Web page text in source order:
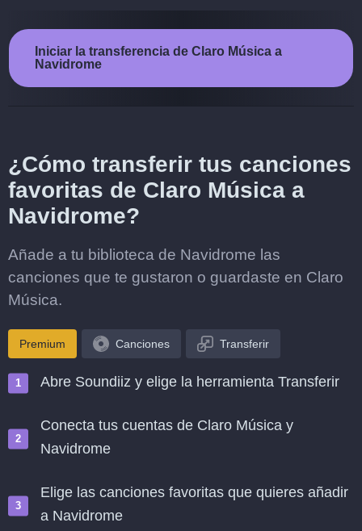
Iniciar la transferencia de Claro Música a
Navidrome
¿Cómo transferir tus canciones
favoritas de Claro Música a
Navidrome?
Añade a tu biblioteca de Navidrome las
canciones que te gustaron o guardaste en Claro
Música.
Premium Canciones Transferir
Abre Soundiiz y elige la herramienta Transferir
Conecta tus cuentas de Claro Música y
Navidrome
Elige las canciones favoritas que quieres añadir
a Navidrome